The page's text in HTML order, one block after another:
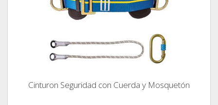
Cinturon Seguridad con Cuerda y Mosquetón